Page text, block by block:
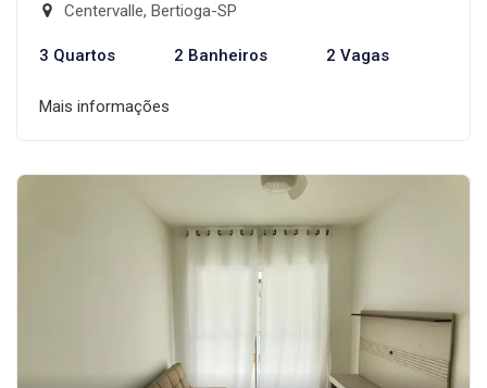
Centervalle, Bertioga-SP
3 Quartos 2 Banheiros 2 Vagas
Mais informações